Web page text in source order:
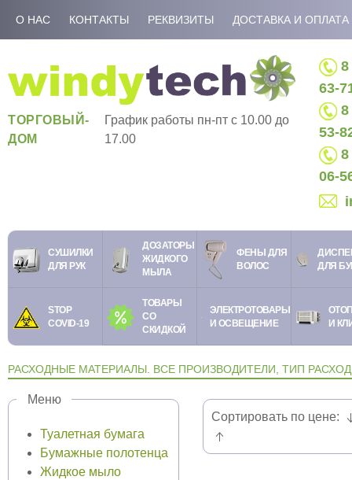
О НАС КОНТАКТЫ РЕКВИЗИТЫ ДОСТАВКА И ОПЛАТА
ТОРГОВЫЙ-
ДОМ
График работы пн-пт c 10.00 до
17.00
8
63-
8
53-
8
06-
СУШИЛКИ
ДЛЯ РУК
ДОЗАТОРЫ
ЖИДКОГО
МЫЛА
ФЕНЫ ДЛЯ
ВОЛОС
ДЛЯ
STOP
COVID-19
ТОВАРЫ
СО
СКИДКОЙ
ЭЛЕКТРОТОВАРЫ
И ОСВЕЩЕНИЕ
И
РАСХОДНЫЕ МАТЕРИАЛЫ. ВСЕ ПРОИЗВОДИТЕЛИ, ТИП
Меню
Туалетная бумага
Бумажные полотенца
Жидкое мыло
Сортировать по цене: